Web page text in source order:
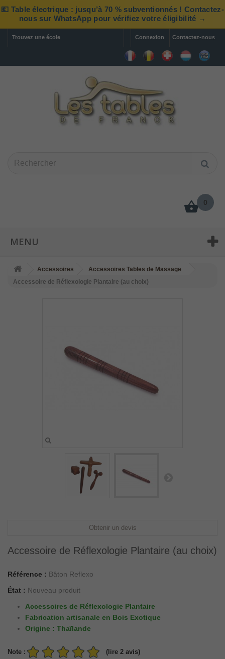
💶 Table électrique : jusqu’à 70 % subventionnés ! Contactez-
nous sur WhatsApp pour vérifiez votre éligibilité →
Contactez-nous
Trouvez une école Connexion
MENU
0
Accessoires
Accessoires Tables de Massage
Accessoire de Réflexologie Plantaire (au choix)
Obtenir un devis
Accessoire de Réflexologie Plantaire (au choix)
Référence : Bâton Reflexo
État : Nouveau produit
Accessoires de Réflexologie Plantaire
Fabrication artisanale en Bois Exotique
Origine : Thaïlande
Note : (lire 2 avis)